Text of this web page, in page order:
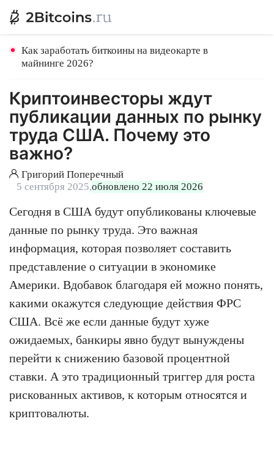
Как заработать биткоины на видеокарте в
майнинге 2026?
Криптоинвесторы ждут
публикации данных по рынку
труда США. Почему это
важно?
Григорий Поперечный
5 сентября 2025,обновлено 22 июля 2026
Сегодня в США будут опубликованы ключевые
данные по рынку труда. Это важная
информация, которая позволяет составить
представление о ситуации в экономике
Америки. Вдобавок благодаря ей можно понять,
какими окажутся следующие действия ФРС
США. Всё же если данные будут хуже
ожидаемых, банкиры явно будут вынуждены
перейти к снижению базовой процентной
ставки. А это традиционный триггер для роста
рискованных активов, к которым относятся и
криптовалюты.